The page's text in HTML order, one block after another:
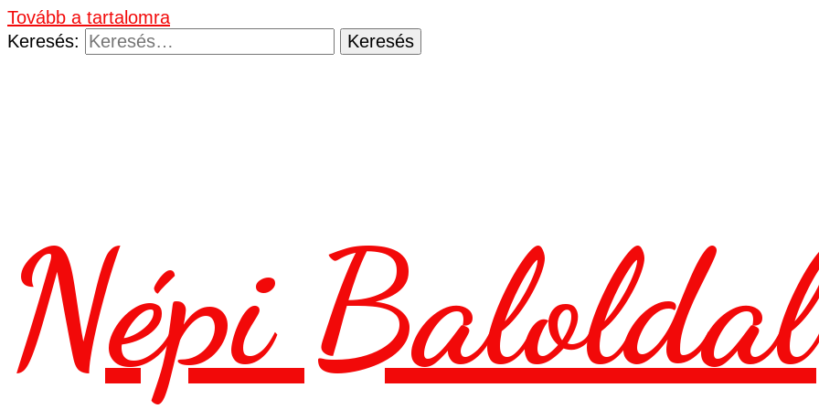
Tovább a tartalomra
Keresés:
Népi Baloldal